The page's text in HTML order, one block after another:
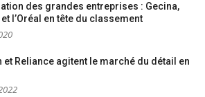
des grandes entreprises : Gecina,
l’Oréal en tête du classement
et Reliance agitent le marché du détail en